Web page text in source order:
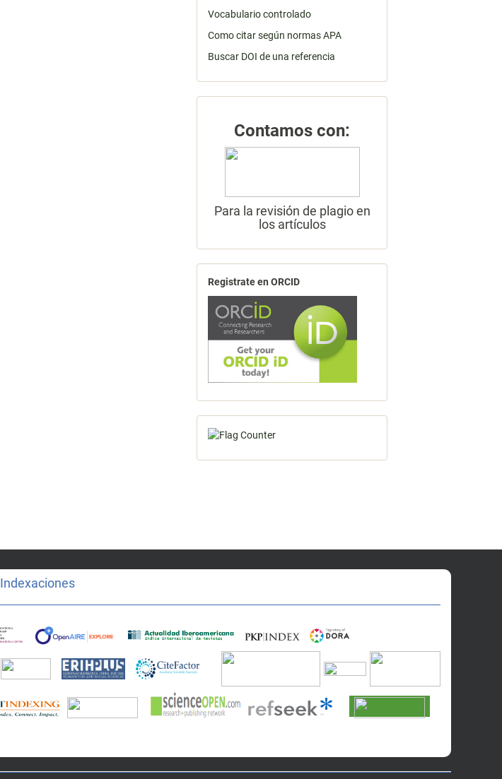
Vocabulario controlado
Como citar según normas APA
Buscar DOI de una referencia
Contamos con:
Para la revisión de plagio en
los artículos
Registrate en ORCID
Indexaciones